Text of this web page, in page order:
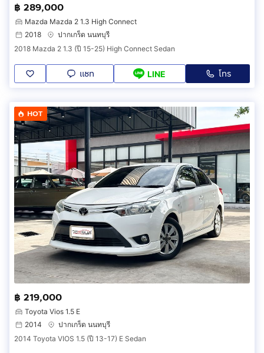
฿ 289,000
Mazda Mazda 2 1.3 High Connect
2018
ปากเกร็ด นนทบุรี
2018 Mazda 2 1.3 (ปี 15-25) High Connect Sedan
แชท LINE โทร
HOT
฿ 219,000
Toyota Vios 1.5 E
2014
ปากเกร็ด นนทบุรี
2014 Toyota VIOS 1.5 (ปี 13-17) E Sedan